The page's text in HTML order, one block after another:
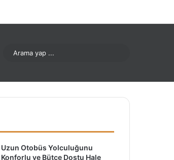
Uzun Otobüs Yolculuğunu
Konforlu ve Bütçe Dostu Hale